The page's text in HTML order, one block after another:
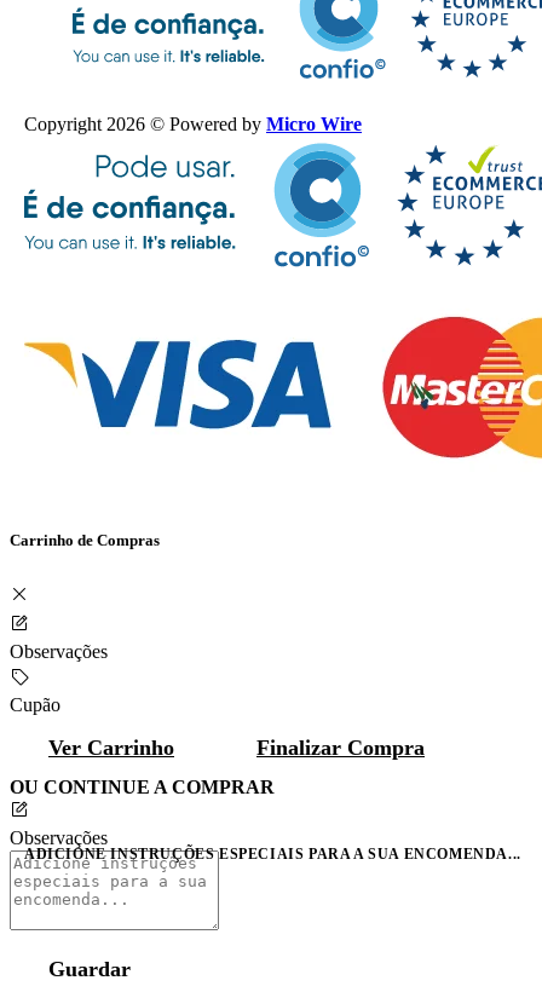
Copyright 2026 © Powered by Micro Wire
Carrinho de Compras
Observações
Cupão
Ver Carrinho Finalizar Compra
OU CONTINUE A COMPRAR
Observações
ADICIONE INSTRUÇÕES ESPECIAIS PARA A SUA ENCOMENDA...
Guardar